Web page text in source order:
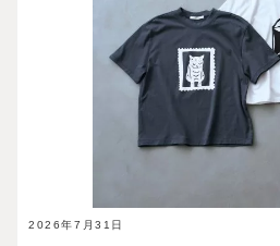
2026年7月31日